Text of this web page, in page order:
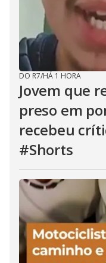
DO R7/HÁ 1 HORA
Jovem que
preso em
recebeu
#Shorts